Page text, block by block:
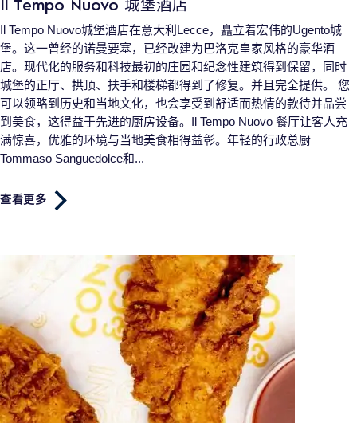
Il Tempo Nuovo城堡酒店在意大利Lecce，矗立着宏伟的Ugento城
堡。这一曾经的诺曼要塞，已经改建为巴洛克皇家风格的豪华酒
店。现代化的服务和科技最初的庄园和纪念性建筑得到保留，同时
城堡的正厅、拱顶、扶手和楼梯都得到了修复。并且完全提供。 您
可以领略到历史和当地文化，也会享受到舒适而热情的款待并品尝
到美食，这得益于先进的厨房设备。Il Tempo Nuovo 餐厅让客人充
满惊喜，优雅的环境与当地美食相得益彰。年轻的行政总厨
Tommaso Sanguedolce和...
查看更多